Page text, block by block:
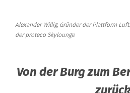
Alexander Willig, Gründer der Plattform
der proteco Skylounge
Von der Burg zum